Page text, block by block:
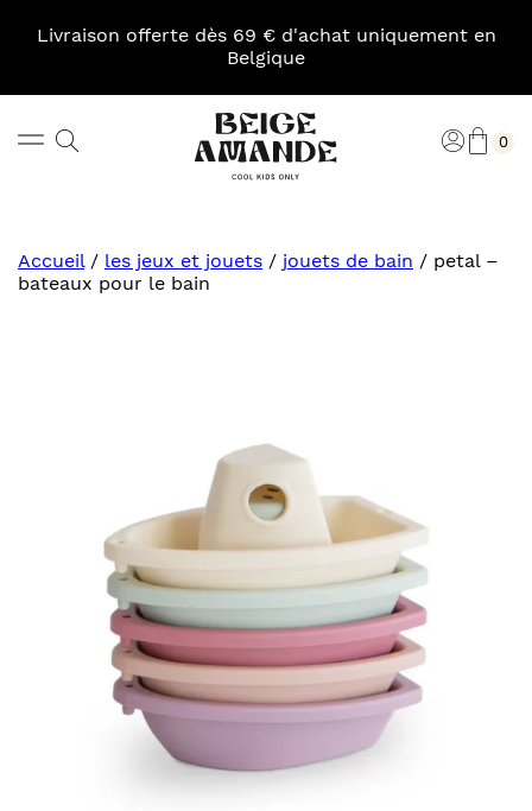
Livraison offerte dès 69 € d'achat uniquement en
Belgique
Rechercher 0
Accueil/ les jeux et jouets / jouets de bain / petal –
bateaux pour le bain